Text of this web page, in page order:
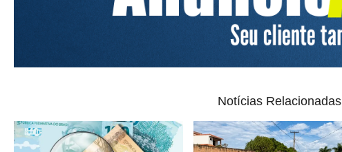
Notícias Relacionadas